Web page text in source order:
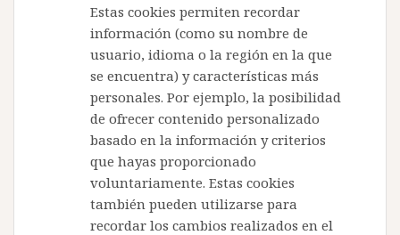
Estas cookies permiten recordar
información (como su nombre de
usuario, idioma o la región en la que
se encuentra) y características más
personales. Por ejemplo, la posibilidad
de ofrecer contenido personalizado
basado en la información y criterios
que hayas proporcionado
voluntariamente. Estas cookies
también pueden utilizarse para
recordar los cambios realizados en el